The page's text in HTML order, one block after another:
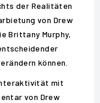
der Realitäten
von Drew
Brittany Murphy,
können.
mit
von Drew